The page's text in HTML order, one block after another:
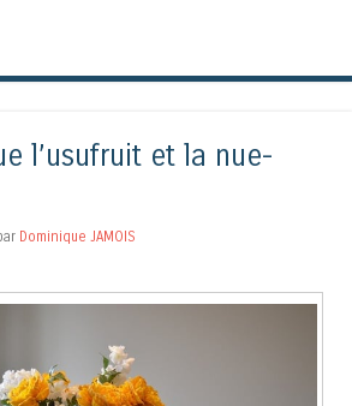
l’usufruit et la nue-
Dominique JAMOIS